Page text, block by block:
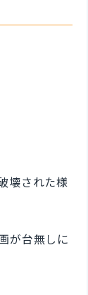
壊された様
が台無しに